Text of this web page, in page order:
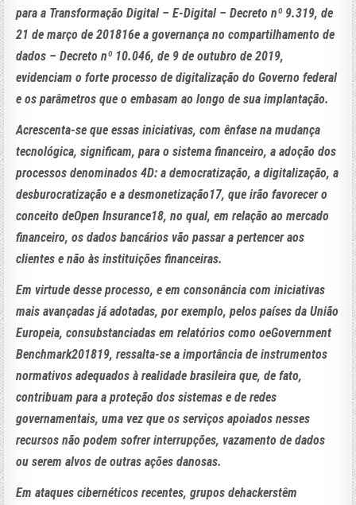
para a Transformação Digital – E-Digital – Decreto nº 9.319, de
21 de março de 201816e a governança no compartilhamento de
dados – Decreto nº 10.046, de 9 de outubro de 2019,
evidenciam o forte processo de digitalização do Governo federal
e os parâmetros que o embasam ao longo de sua implantação.
Acrescenta-se que essas iniciativas, com ênfase na mudança
tecnológica, significam, para o sistema financeiro, a adoção dos
processos denominados 4D: a democratização, a digitalização, a
desburocratização e a desmonetização17, que irão favorecer o
conceito deOpen Insurance18, no qual, em relação ao mercado
financeiro, os dados bancários vão passar a pertencer aos
clientes e não às instituições financeiras.
Em virtude desse processo, e em consonância com iniciativas
mais avançadas já adotadas, por exemplo, pelos países da União
Europeia, consubstanciadas em relatórios como oeGovernment
Benchmark201819, ressalta-se a importância de instrumentos
normativos adequados à realidade brasileira que, de fato,
contribuam para a proteção dos sistemas e de redes
governamentais, uma vez que os serviços apoiados nesses
recursos não podem sofrer interrupções, vazamento de dados
ou serem alvos de outras ações danosas.
Em ataques cibernéticos recentes, grupos dehackerstêm